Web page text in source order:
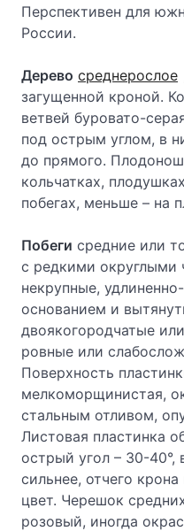
Перспективен для
России.
Дерево среднерослое
загущенной кроной.
ветвей буровато-
под острым углом, в
до прямого.
кольчатках,
побегах, меньше – на
Побеги средние или
с редкими округлыми
некрупные,
основанием и
двоякогородчатые
ровные или
Поверхность
мелкоморщинистая,
стальным отливом,
Листовая пластинка
острый угол – 30-40°,
сильнее, отчего
цвет. Черешок
розовый, иногда